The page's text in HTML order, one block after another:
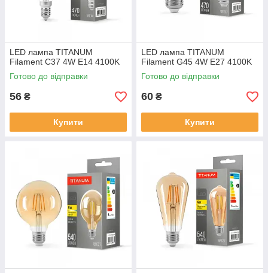
LED лампа TITANUM
Filament C37 4W E14 4100K
Готово до відправки
56 ₴
Купити
LED лампа TITANUM
Filament G45 4W E27 4100K
Готово до відправки
60 ₴
Купити